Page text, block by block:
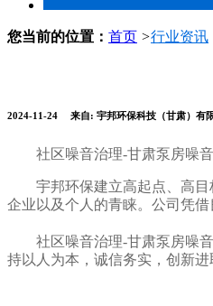
您当前的位置： 首页 >行业资讯
2024-11-24 来自: 宇邦环保科技（甘肃）有
社区噪音治理-甘肃泵房噪
宇邦环保建立高起点、高
企业以及个人的青睐。公司凭
社区噪音治理-甘肃泵房噪
持以人为本，诚信务实，创新